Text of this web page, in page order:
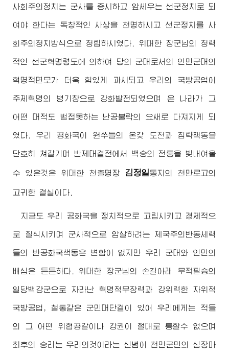
사회주의정치는 군사를 중시하고 앞세우는 선군정치로 되
여야 한다는 독창적인 사상을 천명하시고 선군정치를 사
회주의정치방식으로 정립하시였다. 위대한 장군님 의 정력
적인 선군혁명령도에 의하여 당의 군대로서의 인민군대의
혁명적면모가 더욱 힘있게 과시되고 우리의 국방공업이
주체혁명의 병기창으로 강화발전되였으며 온 나라가 그
어떤 대적도 범접못하는 난공불락의 요새로 다져지게 되
였다. 우리 공화국이 원쑤들의 온갖 도전과 침략책동을
단호히 쳐갈기며 반제대결전에서 백승의 전통을 빛내여올
수 있은것은 위대한 천출명장 김정일동지 의 천만로고의
고귀한 결실이다.
지금도 우리 공화국을 정치적으로 고립시키고 경제적으
로 질식시키며 군사적으로 압살하려는 제국주의반동세력
들의 반공화국책동은 변함이 없지만 우리 군대와 인민의
배심은 든든하다.위대한 장군님 의 손길아래 무적필승의
일당백강군으로 자라난 혁명적무장력과 강위력한 자위적
국방공업, 철통같은 군민대단결이 있어 우리에게는 적들
의 그 어떤 위협공갈이나 강권이 절대로 통할수 없으며
최후의 승리는 우리의것이라는 신념이 천만군민의 심장마